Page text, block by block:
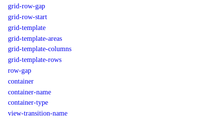
grid-row-gap
grid-row-start
grid-template
grid-template-areas
grid-template-columns
grid-template-rows
row-gap
container
container-name
container-type
view-transition-name